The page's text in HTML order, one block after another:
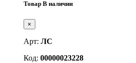
Товар В наличии
×
Арт: ЛС
Код: 00000023228